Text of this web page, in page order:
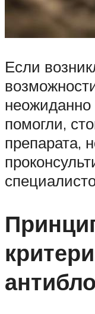
Если
неожиданно
помогли,
препарата,